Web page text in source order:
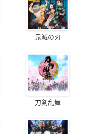
鬼滅の刃
刀剣乱舞